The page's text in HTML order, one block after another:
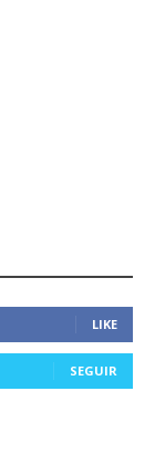
LIKE
SEGUIR